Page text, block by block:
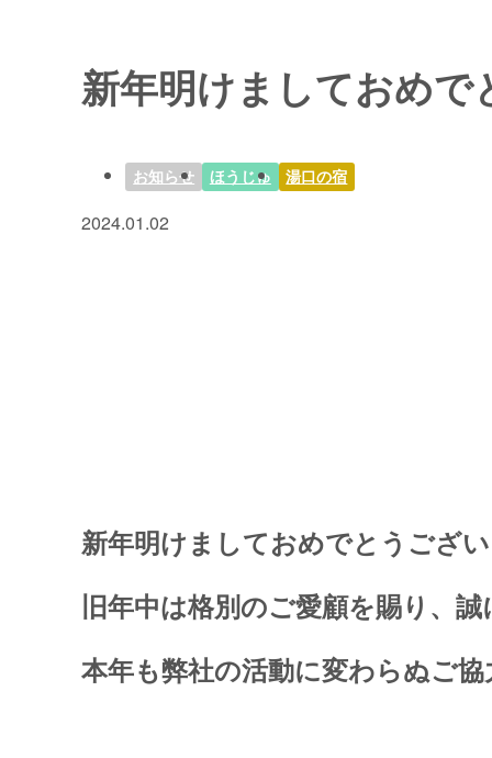
新年明けましておめで
お知らせ ほうじゅ 湯口の宿
2024.01.02
新年明けましておめでとうござ
旧年中は格別のご愛顧を賜り、
本年も弊社の活動に変わらぬご